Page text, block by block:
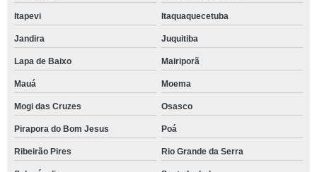
Itapevi Itaquaquecetuba
Jandira Juquitiba
Lapa de Baixo Mairiporã
Mauá Moema
Mogi das Cruzes Osasco
Pirapora do Bom Jesus Poá
Ribeirão Pires Rio Grande da Serra